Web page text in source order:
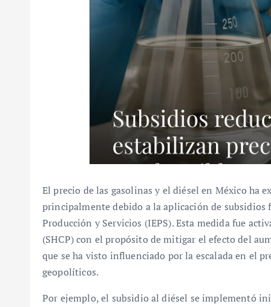
El precio de las gasolinas y el diésel en México ha
principalmente debido a la aplicación de subsidios
Producción y Servicios (IEPS). Esta medida fue
(SHCP) con el propósito de mitigar el efecto del
que se ha visto influenciado por la escalada en el
geopolíticos.
Por ejemplo, el subsidio al diésel se implementó